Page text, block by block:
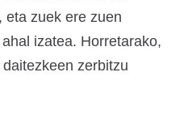
eta zuek ere zuen
izatea. Horretarako,
zerbitzu